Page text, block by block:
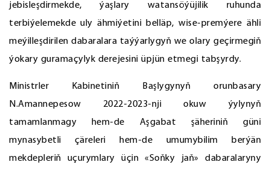
jebisleşdirmekde, ýaşlary watansöýüjilik ruhunda
terbiýelemekde uly ähmiýetini belläp, wise-premýere ähli
meýilleşdirilen dabaralara taýýarlygyň we olary geçirmegiň
ýokary guramaçylyk derejesini üpjün etmegi tabşyrdy.
Ministrler Kabinetiniň Başlygynyň orunbasary
N.Amannepesow 2022-2023-nji okuw ýylynyň
tamamlanmagy hem-de Aşgabat şäheriniň güni
mynasybetli çäreleri hem-de umumybilim berýän
mekdepleriň uçurymlary üçin «Soňky jaň» dabaralaryny